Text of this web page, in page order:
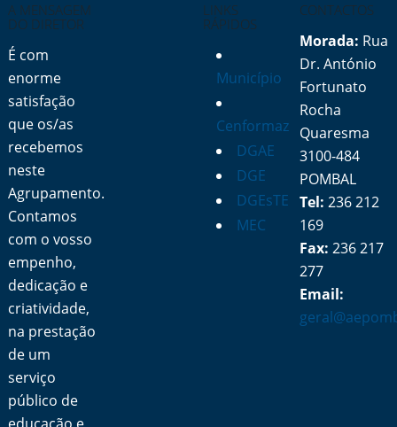
A MENSAGEM
DO DIRETOR
É com
enorme
satisfação
que os/as
recebemos
neste
Agrupamento.
Contamos
com o vosso
empenho,
dedicação e
criatividade,
na prestação
de um
serviço
público de
LINKS
RÁPIDOS
Município
Cenformaz
DGAE
DGE
DGEsTE
MEC
CONTACTOS
Morada: Rua
Dr. António
Fortunato
Rocha
Quaresma
3100-484
POMBAL
Tel: 236 212
169
Fax: 236 217
277
Email: